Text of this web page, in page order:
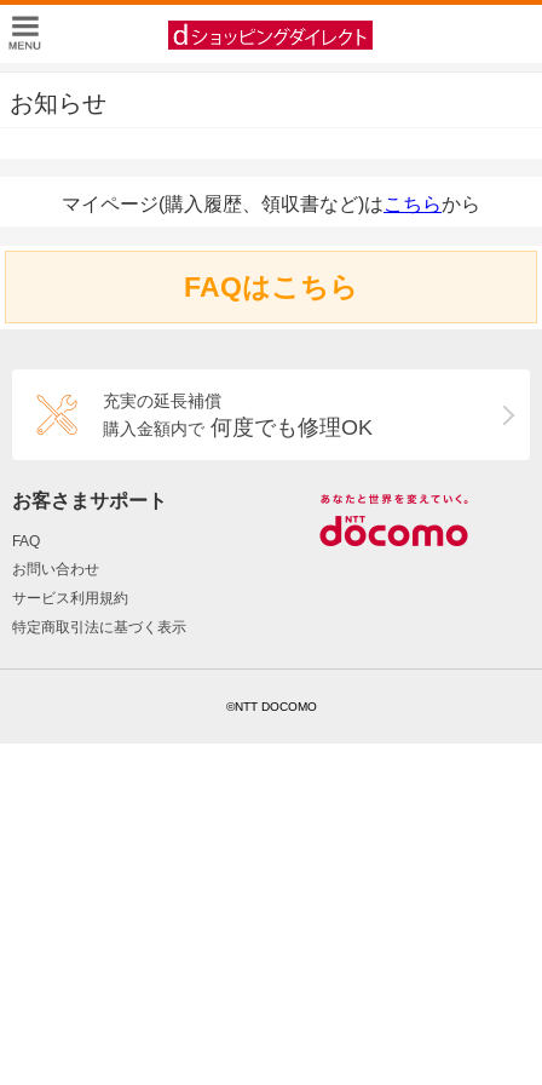
お知らせ
マイページ(購入履歴、領収書など)はこちらから
FAQはこちら
充実の延長補償
購入金額内で 何度でも修理OK
お客さまサポート
FAQ
お問い合わせ
サービス利用規約
特定商取引法に基づく表示
©NTT DOCOMO